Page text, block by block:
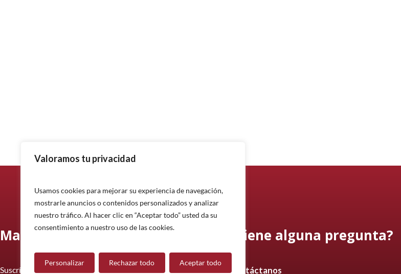
Valoramos tu privacidad
Usamos cookies para mejorar su experiencia de navegación,
mostrarle anuncios o contenidos personalizados y analizar
nuestro tráfico. Al hacer clic en “Aceptar todo” usted da su
consentimiento a nuestro uso de las cookies.
Personalizar Rechazar todo Aceptar todo
Manténgase informado
Suscríbase a nuestro boletín informativo y manténgase
¿Tiene alguna pregunta?
Contáctanos